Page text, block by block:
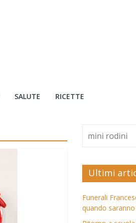
SALUTE RICETTE
Ultimi
Funerali
quando